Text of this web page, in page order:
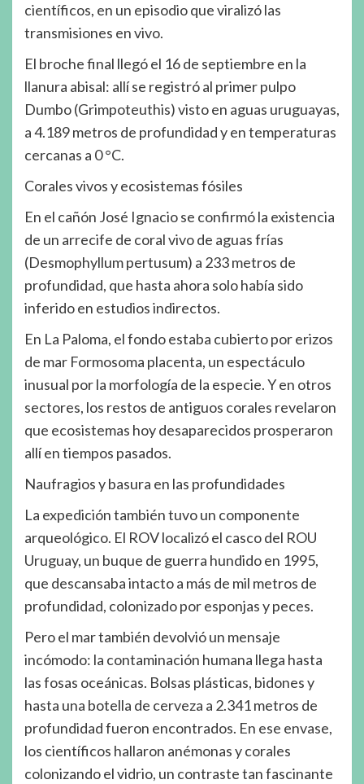
científicos, en un episodio que viralizó las
transmisiones en vivo.
El broche final llegó el 16 de septiembre en la
llanura abisal: allí se registró al primer pulpo
Dumbo (Grimpoteuthis) visto en aguas uruguayas,
a 4.189 metros de profundidad y en temperaturas
cercanas a 0 °C.
Corales vivos y ecosistemas fósiles
En el cañón José Ignacio se confirmó la existencia
de un arrecife de coral vivo de aguas frías
(Desmophyllum pertusum) a 233 metros de
profundidad, que hasta ahora solo había sido
inferido en estudios indirectos.
En La Paloma, el fondo estaba cubierto por erizos
de mar Formosoma placenta, un espectáculo
inusual por la morfología de la especie. Y en otros
sectores, los restos de antiguos corales revelaron
que ecosistemas hoy desaparecidos prosperaron
allí en tiempos pasados.
Naufragios y basura en las profundidades
La expedición también tuvo un componente
arqueológico. El ROV localizó el casco del ROU
Uruguay, un buque de guerra hundido en 1995,
que descansaba intacto a más de mil metros de
profundidad, colonizado por esponjas y peces.
Pero el mar también devolvió un mensaje
incómodo: la contaminación humana llega hasta
las fosas oceánicas. Bolsas plásticas, bidones y
hasta una botella de cerveza a 2.341 metros de
profundidad fueron encontrados. En ese envase,
los científicos hallaron anémonas y corales
colonizando el vidrio, un contraste tan fascinante